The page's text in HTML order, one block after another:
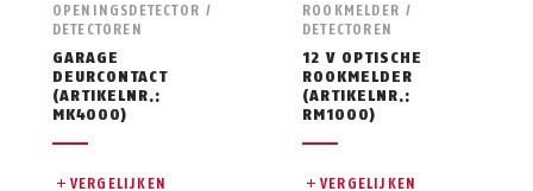
OPENINGSDETECTOR /
DETECTOREN
GARAGE
DEURCONTACT
(ARTIKELNR.:
MK4000)
VERGELIJKEN
ROOKMELDER /
DETECTOREN
12 V OPTISCHE
ROOKMELDER
(ARTIKELNR.:
RM1000)
VERGELIJKEN